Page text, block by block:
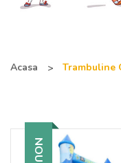
Acasa Trambuline
NOU